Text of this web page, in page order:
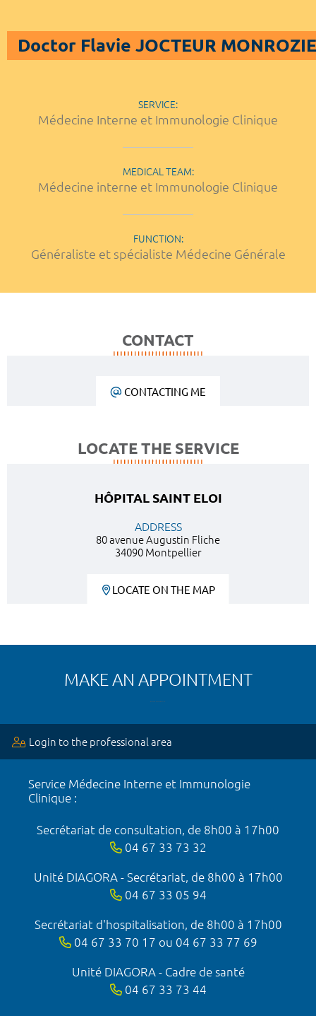
Doctor Flavie JOCTEUR
SERVICE:
Médecine Interne et Immunologie Clinique
MEDICAL TEAM:
Médecine interne et Immunologie Clinique
FUNCTION:
Généraliste et spécialiste Médecine Générale
CONTACT
CONTACTING ME
LOCATE THE SERVICE
HÔPITAL SAINT ELOI
ADDRESS
80 avenue Augustin Fliche
34090 Montpellier
LOCATE ON THE MAP
MAKE AN APPOINTMENT
Login to the professional area
Service Médecine Interne et Immunologie
Clinique :
Secrétariat de consultation, de 8h00 à 17h00
04 67 33 73 32
Unité DIAGORA - Secrétariat, de 8h00 à 17h00
04 67 33 05 94
Secrétariat d'hospitalisation, de 8h00 à 17h00
04 67 33 70 17 ou 04 67 33 77 69
Unité DIAGORA - Cadre de santé
04 67 33 73 44